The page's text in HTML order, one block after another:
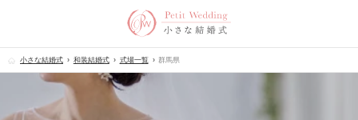
小さな結婚式 和装結婚式 式場一覧 群馬県